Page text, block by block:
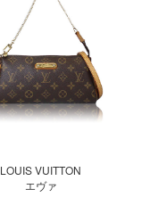
LOUIS VUITTON
エヴァ